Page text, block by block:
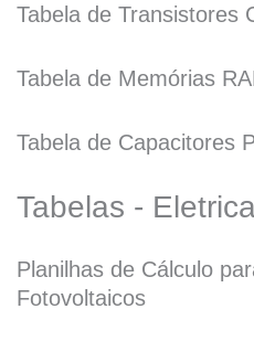
Tabela de Transistores
Tabela de Memórias
Tabela de Capacitores
Tabelas -
Planilhas de Cálculo
Fotovoltaicos